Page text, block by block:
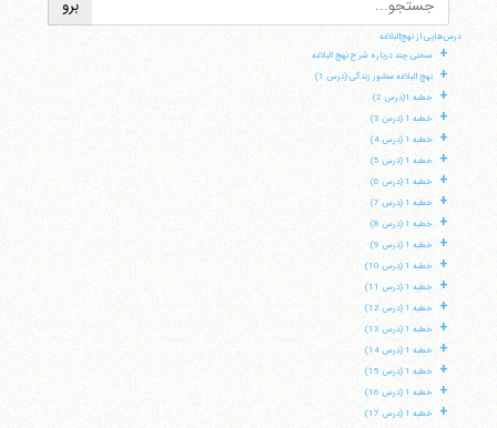
درس‌هایی از نهج‌البلاغه
+ سخنی چند درباره شرح نهج البلاغه
+ نهج البلاغه منشور زندگی (درس 1)
+ خطبه 1(درس 2)
+ خطبه 1 (درس 3)
+ خطبه 1 (درس 4)
+ خطبه 1 (درس 5)
+ خطبه 1 (درس 6)
+ خطبه 1 (درس 7)
+ خطبه 1 (درس 8)
+ خطبه 1 (درس 9)
+ خطبه 1 (درس 10)
+ خطبه 1 (درس 11)
+ خطبه 1 (درس 12)
+ خطبه 1 (درس 13)
+ خطبه 1 (درس 14)
+ خطبه 1 (درس 15)
+ خطبه 1 (درس 16)
+ خطبه 1 (درس 17)